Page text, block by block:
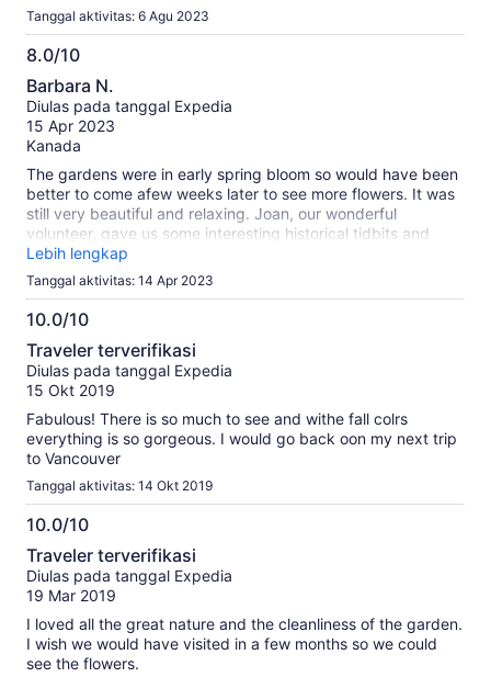
Tanggal aktivitas: 6 Agu 2023
8.0/10
8.0
dari
10
Barbara N.
Diulas pada tanggal Expedia
15 Apr 2023
Kanada
The gardens were in early spring bloom so would have been
better to come afew weeks later to see more flowers. It was
still very beautiful and relaxing. Joan, our wonderful
volunteer, gave us some interesting historical tidbits and
made it a must have stop.
Lebih lengkap
Tanggal aktivitas: 14 Apr 2023
10.0/10
10.0
dari
10
Traveler terverifikasi
Diulas pada tanggal Expedia
15 Okt 2019
Fabulous! There is so much to see and withe fall colrs
everything is so gorgeous. I would go back oon my next trip
to Vancouver
Tanggal aktivitas: 14 Okt 2019
10.0/10
10.0
dari
10
Traveler terverifikasi
Diulas pada tanggal Expedia
19 Mar 2019
I loved all the great nature and the cleanliness of the garden.
I wish we would have visited in a few months so we could
see the flowers.